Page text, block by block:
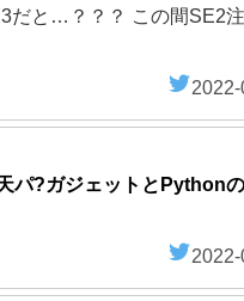
だと…？？？ この間SE2
パ?ガジェットとPython